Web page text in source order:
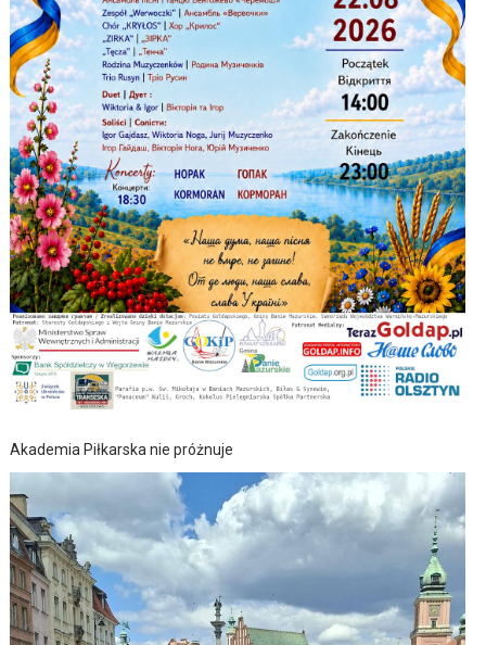
Akademia Piłkarska nie próżnuje